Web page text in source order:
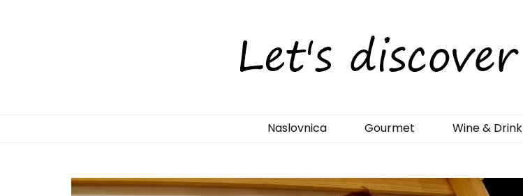
LetsDiscoverCroatia
Naslovnica Gourmet Wine & Drink